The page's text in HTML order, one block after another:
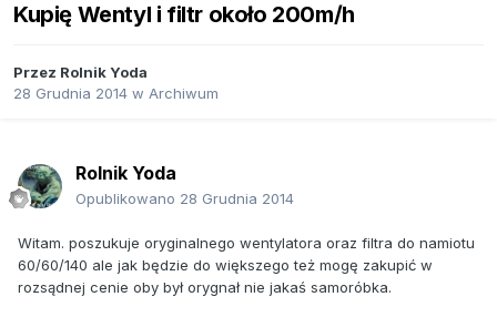
Kupię Wentyl i filtr około 200m/h
Przez Rolnik Yoda
28 Grudnia 2014 w Archiwum
Rolnik Yoda
Opublikowano 28 Grudnia 2014
Witam. poszukuje oryginalnego wentylatora oraz filtra do namiotu
60/60/140 ale jak będzie do większego też mogę zakupić w
rozsądnej cenie oby był orygnał nie jakaś samoróbka.